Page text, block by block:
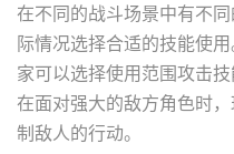
在不同的战斗场景中有不
际情况选择合适的技能使
家可以选择使用范围攻击
在面对强大的敌方角色时
制敌人的行动。